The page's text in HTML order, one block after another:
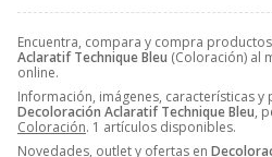
Encuentra, compara y compra
Aclaratif Technique Bleu (Coloración) al
online.
Información, imágenes, características
Decoloración Aclaratif Technique Bleu,
Coloración. 1 artículos disponibles.
Novedades, outlet y ofertas en